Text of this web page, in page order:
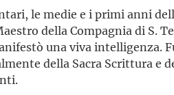
le medie e i primi anni
della Compagnia di S.
una viva intelligenza.
della Sacra Scrittura e